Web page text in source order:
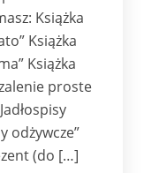
Książka
Książka
Książka
proste
odżywcze”
(do […]